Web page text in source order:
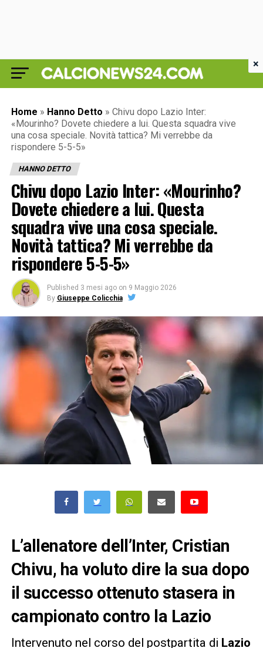
Home » Hanno Detto » Chivu dopo Lazio Inter:
«Mourinho? Dovete chiedere a lui. Questa squadra vive
una cosa speciale. Novità tattica? Mi verrebbe da
rispondere 5-5-5»
HANNO DETTO
Chivu dopo Lazio Inter: «Mourinho?
Dovete chiedere a lui. Questa
squadra vive una cosa speciale.
Novità tattica? Mi verrebbe da
rispondere 5-5-5»
Published 3 mesi ago on 9 Maggio 2026
By Giuseppe Colicchia
L’allenatore dell’Inter, Cristian
Chivu, ha voluto dire la sua dopo
il successo ottenuto stasera in
campionato contro la Lazio
Intervenuto nel corso del postpartita di Lazio
×